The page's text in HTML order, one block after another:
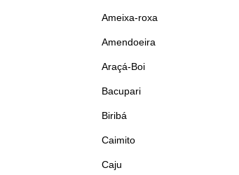
Ameixa-roxa
Amendoeira
Araçá-Boi
Bacupari
Biribá
Caimito
Caju